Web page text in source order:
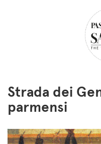
Strada dei
parmensi